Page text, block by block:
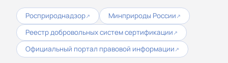
Росприроднадзор↗ Минприроды России ↗
Реестр добровольных систем сертификации ↗
Официальный портал правовой информации ↗